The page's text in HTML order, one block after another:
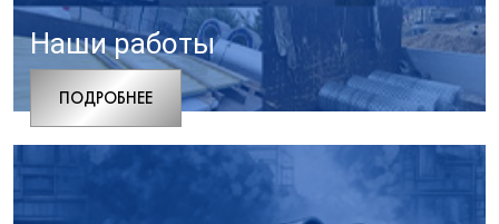
Наши работы
ПОДРОБНЕЕ